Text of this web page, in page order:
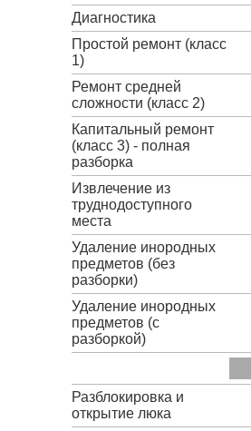
Диагностика
Простой ремонт (класс
1)
Ремонт средней
сложности (класс 2)
Капитальный ремонт
(класс 3) - полная
разборка
Извлечение из
труднодоступного
места
Удаление инородных
предметов (без
разборки)
Удаление инородных
предметов (с
разборкой)
Разблокировка и
открытие люка